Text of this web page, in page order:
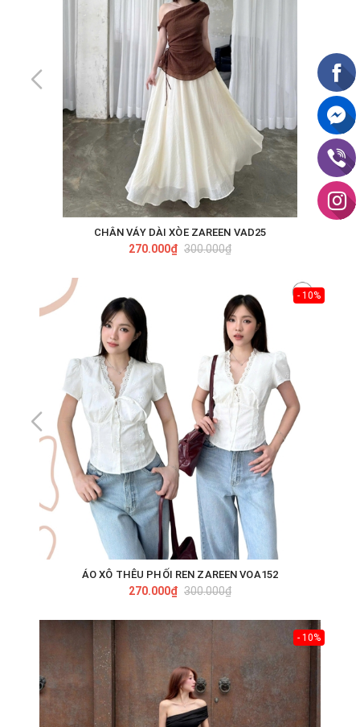
CHÂN VÁY DÀI XÒE ZAREEN VAD25
270.000₫ 300.000₫
- 10%
ÁO XÔ THÊU PHỐI REN ZAREEN VOA152
270.000₫ 300.000₫
- 10%